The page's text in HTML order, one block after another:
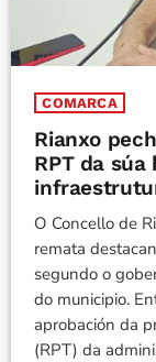
COMARCA
Rianxo
RPT da
O Concello de
remata
segundo o
do municipio.
aprobación da
(RPT) da